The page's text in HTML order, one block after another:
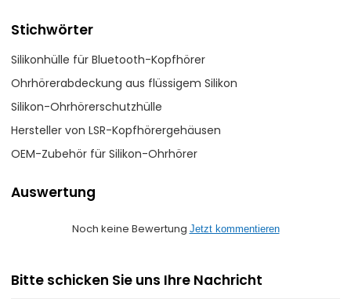
Stichwörter
Silikonhülle für Bluetooth-Kopfhörer
Ohrhörerabdeckung aus flüssigem Silikon
Silikon-Ohrhörerschutzhülle
Hersteller von LSR-Kopfhörergehäusen
OEM-Zubehör für Silikon-Ohrhörer
Auswertung
Noch keine Bewertung Jetzt kommentieren
Bitte schicken Sie uns Ihre Nachricht